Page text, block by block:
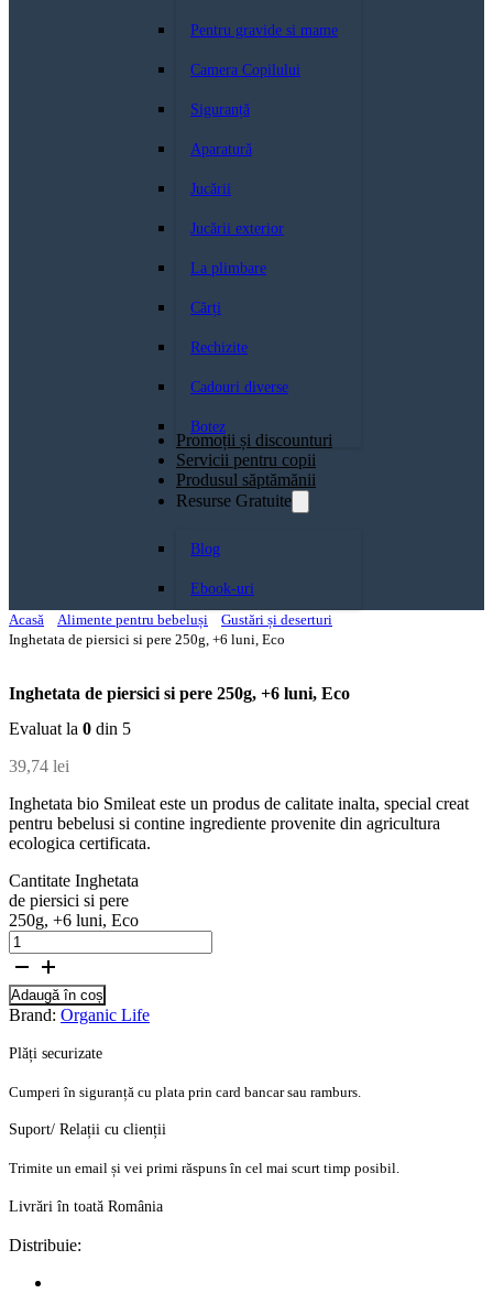
Pentru gravide si mame
Camera Copilului
Siguranță
Aparatură
Jucării
Jucării exterior
La plimbare
Cărți
Rechizite
Cadouri diverse
Botez
Promoții și discounturi
Servicii pentru copii
Produsul săptămănii
Resurse Gratuite
Blog
Ebook-uri
Acasă
Alimente pentru bebeluși
Gustări și deserturi
Inghetata de piersici si pere 250g, +6 luni, Eco
Inghetata de piersici si pere 250g, +6 luni, Eco
Evaluat la 0 din 5
39,74 lei
Inghetata bio Smileat este un produs de calitate inalta, special creat
pentru bebelusi si contine ingrediente provenite din agricultura
ecologica certificata.
Cantitate Inghetata
de piersici si pere
250g, +6 luni, Eco
Adaugă în coș
Brand: Organic Life
Plăți securizate
Cumperi în siguranță cu plata prin card bancar sau ramburs.
Suport/ Relații cu clienții
Trimite un email și vei primi răspuns în cel mai scurt timp posibil.
Livrări în toată România
Distribuie: